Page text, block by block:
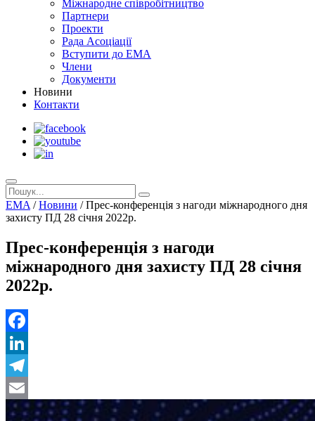
Міжнародне співробітництво
Партнери
Проекти
Рада Асоціації
Вступити до ЕМА
Члени
Документи
Новини
Контакти
EMA /Новини /Прес-конференція з нагоди міжнародного дня
захисту ПД 28 січня 2022р.
Прес-конференція з нагоди
міжнародного дня захисту ПД 28 січня
2022р.
Facebook
LinkedIn
Telegram
Email